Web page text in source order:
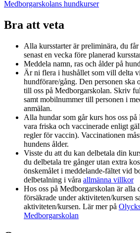
Medborgarskolans hundkurser
Bra att veta
Alla kursstarter är preliminära, du
senast en vecka före planerad
Meddela namn, ras och ålder på
Är ni flera i hushållet som vill delta
hundförare/gång. Den personen ska
till oss på Medborgarskolan. Skriv
samt mobilnummer till personen i
anmälan.
Alla hundar som går kurs hos oss
vara friska och vaccinerade enligt
regler för vaccin). Vaccinationen
hundens ålder.
Visste du att du kan delbetala din
du delbetala tre gånger utan extra
önskemålet i meddelande-fältet vid
delbetalning i våra allmänna villkor
Hos oss på Medborgarskolan är alla
försäkrade under aktiviteten/kursen
aktiviteten/kursen. Lär mer på
Medborgarskolan